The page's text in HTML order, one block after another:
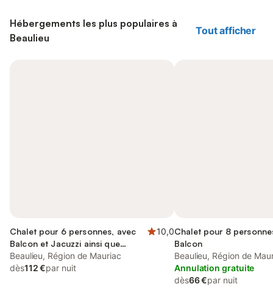
Hébergements les plus populaires à
Beaulieu
Tout afficher
Chalet pour 6 personnes, avec
Balcon et Jacuzzi ainsi que
Terrasse et Jardin
10,0
Beaulieu, Région de Mauriac
dès112 €par nuit
Chalet pour 8
Balcon
Beaulieu, Région de
Annulation gratuite
dès66 €par nuit